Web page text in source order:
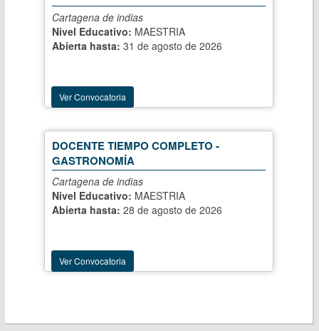
Cartagena de indias
Nivel Educativo: MAESTRIA
Abierta hasta: 31 de agosto de 2026
Ver Convocatoria
DOCENTE TIEMPO COMPLETO -
GASTRONOMÍA
Cartagena de indias
Nivel Educativo: MAESTRIA
Abierta hasta: 28 de agosto de 2026
Ver Convocatoria